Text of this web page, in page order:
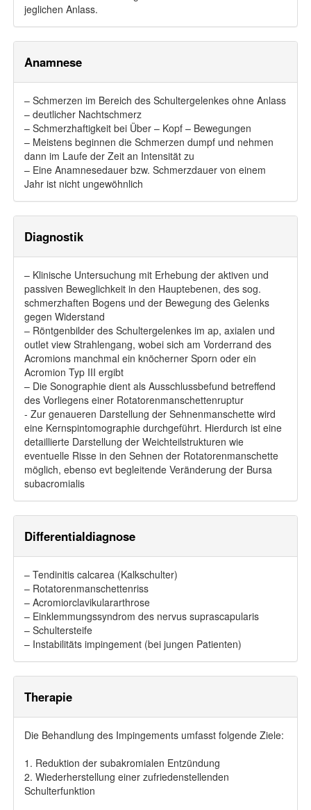
jeglichen Anlass.
Anamnese
– Schmerzen im Bereich des Schultergelenkes ohne Anlass
– deutlicher Nachtschmerz
– Schmerzhaftigkeit bei Über – Kopf – Bewegungen
– Meistens beginnen die Schmerzen dumpf und nehmen
dann im Laufe der Zeit an Intensität zu
– Eine Anamnesedauer bzw. Schmerzdauer von einem
Jahr ist nicht ungewöhnlich
Diagnostik
– Klinische Untersuchung mit Erhebung der aktiven und
passiven Beweglichkeit in den Hauptebenen, des sog.
schmerzhaften Bogens und der Bewegung des Gelenks
gegen Widerstand
– Röntgenbilder des Schultergelenkes im ap, axialen und
outlet view Strahlengang, wobei sich am Vorderrand des
Acromions manchmal ein knöcherner Sporn oder ein
Acromion Typ III ergibt
– Die Sonographie dient als Ausschlussbefund betreffend
des Vorliegens einer Rotatorenmanschettenruptur
- Zur genaueren Darstellung der Sehnenmanschette wird
eine Kernspintomographie durchgeführt. Hierdurch ist eine
detaillierte Darstellung der Weichteilstrukturen wie
eventuelle Risse in den Sehnen der Rotatorenmanschette
möglich, ebenso evt begleitende Veränderung der Bursa
subacromialis
Differentialdiagnose
– Tendinitis calcarea (Kalkschulter)
– Rotatorenmanschettenriss
– Acromiorclavikulararthrose
– Einklemmungssyndrom des nervus suprascapularis
– Schultersteife
– Instabilitäts impingement (bei jungen Patienten)
Therapie
Die Behandlung des Impingements umfasst folgende Ziele:
1. Reduktion der subakromialen Entzündung
2. Wiederherstellung einer zufriedenstellenden
Schulterfunktion